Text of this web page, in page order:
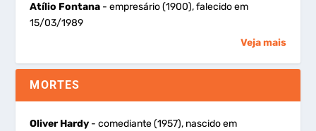
Atílio Fontana - empresário (1900), falecido em
15/03/1989
Veja mais
MORTES
Oliver Hardy - comediante (1957), nascido em